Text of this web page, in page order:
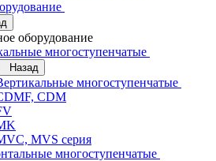
оборудование
многоступенчатые
Назад
многоступенчатые
CDM
MVS серия
многоступенчатые